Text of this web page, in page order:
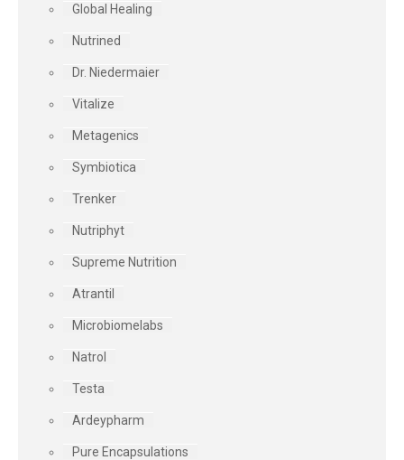
Global Healing
Nutrined
Dr. Niedermaier
Vitalize
Metagenics
Symbiotica
Trenker
Nutriphyt
Supreme Nutrition
Atrantil
Microbiomelabs
Natrol
Testa
Ardeypharm
Pure Encapsulations